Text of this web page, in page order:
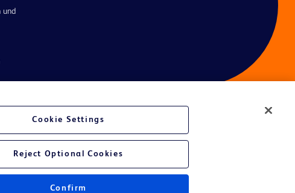
und
Cookie Settings
Reject Optional Cookies
Confirm